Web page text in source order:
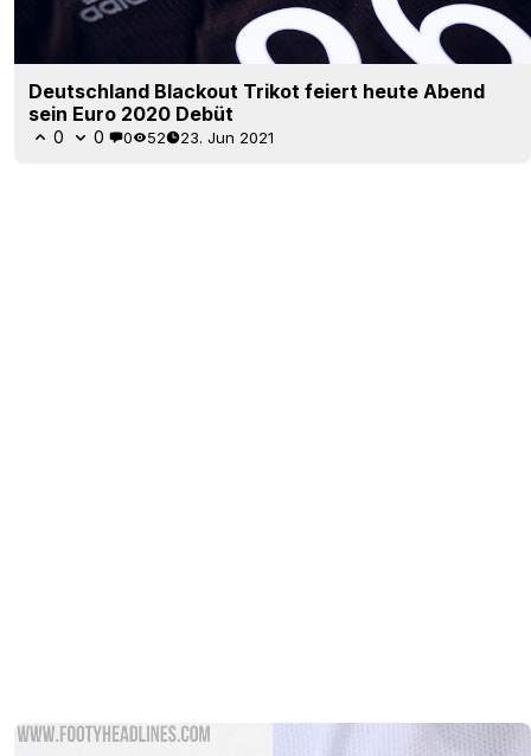
Deutschland Blackout Trikot feiert heute Abend
sein Euro 2020 Debüt
0 0 0 52 23. Jun 2021